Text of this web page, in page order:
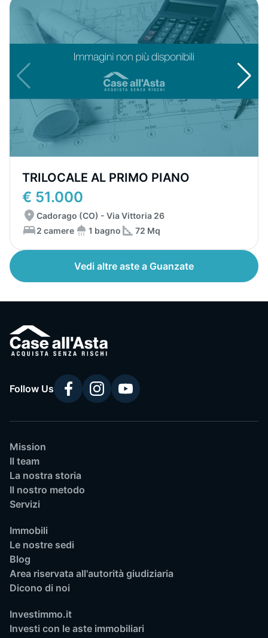
TRILOCALE AL PRIMO PIANO
€ 51.000
Cadorago (CO) - Via Vittoria 26
2 camere
1 bagno 72 Mq
Vedi altre aste a Guanzate
Follow Us
Mission
Il team
La nostra storia
Il nostro metodo
Servizi
Immobili
Le nostre sedi
Blog
Area riservata all'autorità giudiziaria
Dicono di noi
Investimmo.it
Investi con le aste immobiliari